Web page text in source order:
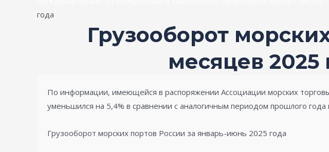
года
Грузооборот
месяцев
По информации, имеющейся в распоряжении Ассоциации морских
уменьшился на 5,4% в сравнении с аналогичным периодом прошлого года
Грузооборот морских портов России за январь-июнь 2025 года